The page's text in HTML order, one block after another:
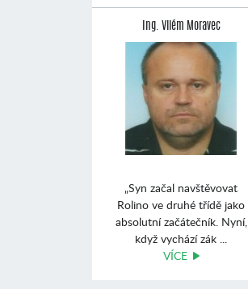
Ing. Vilém Moravec
„Syn začal navštěvovat
Rolino ve druhé třídě jako
absolutní začátečník. Nyní,
když vychází zák ...
VÍCE